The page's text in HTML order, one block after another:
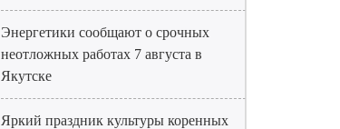
Энергетики сообщают о срочных
неотложных работах 7 августа в
Якутске
Яркий праздник культуры коренных